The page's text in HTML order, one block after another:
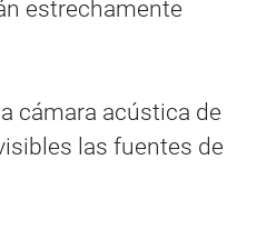
estrechamente
cámara acústica de
las fuentes de